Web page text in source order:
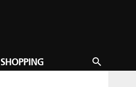
search
SHOPPING